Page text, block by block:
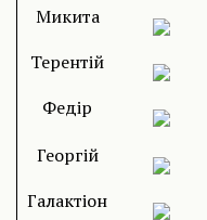
Микита
Терентій
Федір
Георгій
Галактіон